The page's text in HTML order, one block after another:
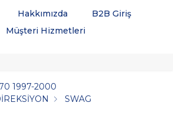
Hakkımızda
B2B Giriş
Müşteri Hizmetleri
1997-2000
SWAG